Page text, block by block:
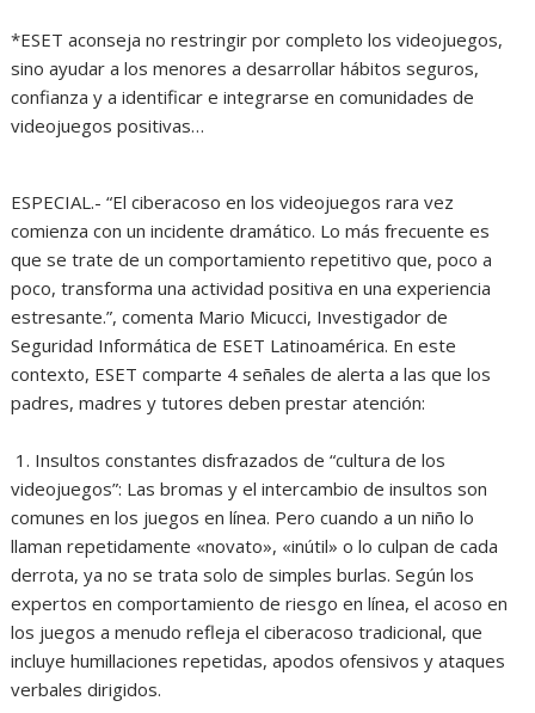
*ESET aconseja no restringir por completo los videojuegos,
sino ayudar a los menores a desarrollar hábitos seguros,
confianza y a identificar e integrarse en comunidades de
videojuegos positivas…
ESPECIAL.- “El ciberacoso en los videojuegos rara vez
comienza con un incidente dramático. Lo más frecuente es
que se trate de un comportamiento repetitivo que, poco a
poco, transforma una actividad positiva en una experiencia
estresante.”, comenta Mario Micucci, Investigador de
Seguridad Informática de ESET Latinoamérica. En este
contexto, ESET comparte 4 señales de alerta a las que los
padres, madres y tutores deben prestar atención:
1. Insultos constantes disfrazados de “cultura de los
videojuegos”: Las bromas y el intercambio de insultos son
comunes en los juegos en línea. Pero cuando a un niño lo
llaman repetidamente «novato», «inútil» o lo culpan de cada
derrota, ya no se trata solo de simples burlas. Según los
expertos en comportamiento de riesgo en línea, el acoso en
los juegos a menudo refleja el ciberacoso tradicional, que
incluye humillaciones repetidas, apodos ofensivos y ataques
verbales dirigidos.